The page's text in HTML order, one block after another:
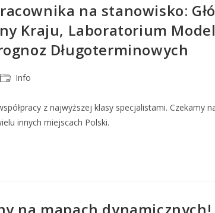
na stanowisko:
Kraju, Laboratorium
Długoterminowych
Info
z najwyższej klasy specjalistami. Czekamy
innych miejscach Polski.